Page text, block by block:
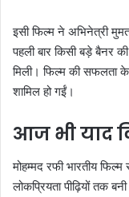
इसी फिल्म ने अभिनेत्री
पहली बार किसी बड़े बैनर
मिली। फिल्म की सफलता के
शामिल हो गईं।
आज भी याद
मोहम्मद रफी भारतीय
लोकप्रियता पीढ़ियों तक